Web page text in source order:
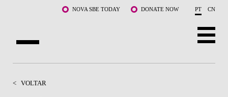
Saltar para o conteúdo principalNOVA SBE TODAY DONATE NOW PT CN
< VOLTAR